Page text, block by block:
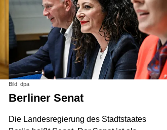
Bild: dpa
Berliner Senat
Die Landesregierung des Stadtstaates